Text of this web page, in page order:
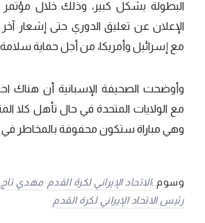
البطولة بشكل كبير، وذلك خلال
الإعلان عن تعليق الدوري حتى إشعار آخر
مع إسرائيل وأمريكا، من أجل حماية سلامة
وأوضحت الصحيفة الإسبانية أن هناك
وهي مباراة ستكون محفوفة بالمخاطر
وسوم :الاتحاد الإيراني لكرة القدم مهدي تاج
رئيس الاتحاد الإيراني لكرة القدم